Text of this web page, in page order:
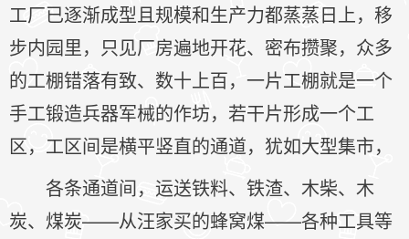
工厂已逐渐成型且规模和生产力都蒸蒸日上，移
步内园里，只见厂房遍地开花、密布攒聚，众多
的工棚错落有致、数十上百，一片工棚就是一个
手工锻造兵器军械的作坊，若干片形成一个工
区，工区间是横平竖直的通道，犹如大型集市，
各条通道间，运送铁料、铁渣、木柴、木
炭、煤炭——从汪家买的蜂窝煤——各种工具等